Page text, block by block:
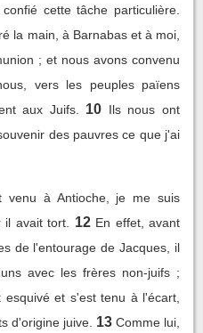
cette tâche particulière.
la main, à Barnabas et à moi,
; et nous avons convenu
vers les peuples païens
aux Juifs.
10 Ils nous ont
des pauvres ce que j'ai
venu à Antioche, je me suis
avait tort.
12 En effet, avant
de l'entourage de Jacques, il
avec les frères non-juifs ;
et s'est tenu à l'écart,
d'origine juive. 13 Comme lui,